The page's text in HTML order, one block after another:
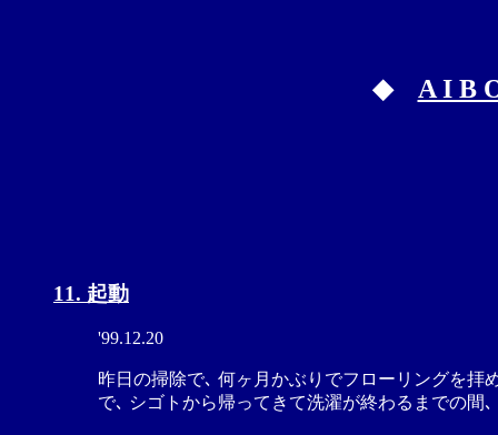
◆ A I B
11. 起動
'99.12.20
昨日の掃除で､ 何ヶ月かぶりでフローリングを拝
で､ シゴトから帰ってきて洗濯が終わるまでの間